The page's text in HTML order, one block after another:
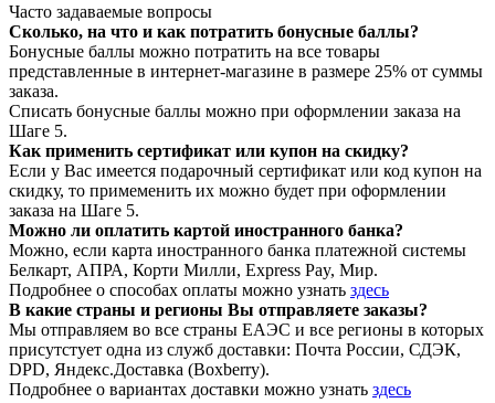
Часто задаваемые вопросы
Сколько, на что и как потратить бонусные баллы?
Бонусные баллы можно потратить на все товары
представленные в интернет-магазине в размере 25% от суммы
заказа.
Списать бонусные баллы можно при оформлении заказа на
Шаге 5.
Как применить сертификат или купон на скидку?
Если у Вас имеется подарочный сертификат или код купон на
скидку, то примеменить их можно будет при оформлении
заказа на Шаге 5.
Можно ли оплатить картой иностранного банка?
Можно, если карта иностранного банка платежной системы
Белкарт, АПРА, Корти Милли, Express Pay, Мир.
Подробнее о способах оплаты можно узнать здесь
В какие страны и регионы Вы отправляете заказы?
Мы отправляем во все страны ЕАЭС и все регионы в которых
присутстует одна из служб доставки: Почта России, СДЭК,
DPD, Яндекс.Доставка (Boxberry).
Подробнее о вариантах доставки можно узнать здесь